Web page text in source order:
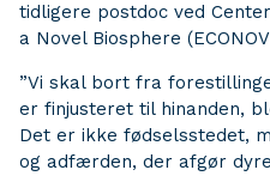
tidligere postdoc ved
a Novel Biosphere
”Vi skal bort fra
er finjusteret til hinanden,
Det er ikke fødselsstedet,
og adfærden, der afgør